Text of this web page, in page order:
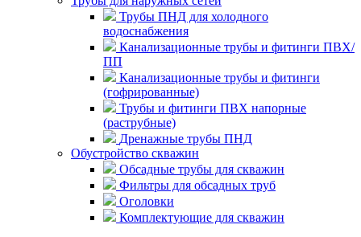
Трубы ПНД для холодного
водоснабжения
Канализационные трубы и фитинги ПВХ/
ПП
Канализационные трубы и фитинги
(гофрированные)
Трубы и фитинги ПВХ напорные
(раструбные)
Дренажные трубы ПНД
Обустройство скважин
Обсадные трубы для скважин
Фильтры для обсадных труб
Оголовки
Комплектующие для скважин